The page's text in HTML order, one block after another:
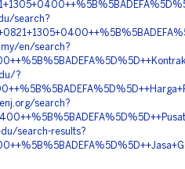
search?
en/search?
?
search?
search-results?